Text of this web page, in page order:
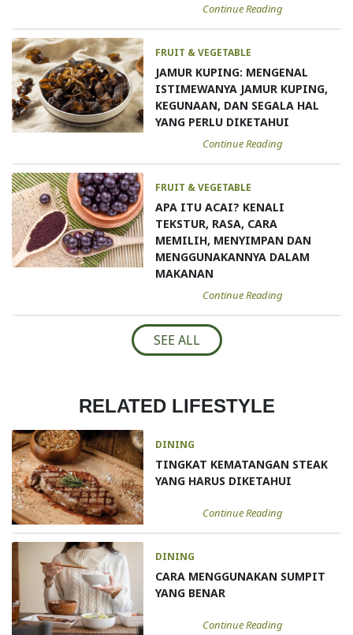
Continue Reading
FRUIT & VEGETABLE
JAMUR KUPING: MENGENAL
ISTIMEWANYA JAMUR KUPING,
KEGUNAAN, DAN SEGALA HAL
YANG PERLU DIKETAHUI
Continue Reading
FRUIT & VEGETABLE
APA ITU ACAI? KENALI
TEKSTUR, RASA, CARA
MEMILIH, MENYIMPAN DAN
MENGGUNAKANNYA DALAM
MAKANAN
Continue Reading
SEE ALL
RELATED LIFESTYLE
DINING
TINGKAT KEMATANGAN STEAK
YANG HARUS DIKETAHUI
Continue Reading
DINING
CARA MENGGUNAKAN SUMPIT
YANG BENAR
Continue Reading